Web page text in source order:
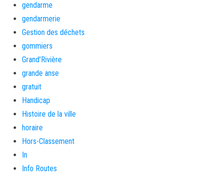
gendarme
gendarmerie
Gestion des déchets
gommiers
Grand'Rivière
grande anse
gratuit
Handicap
Histoire de la ville
horaire
Hors-Classement
In
Info Routes